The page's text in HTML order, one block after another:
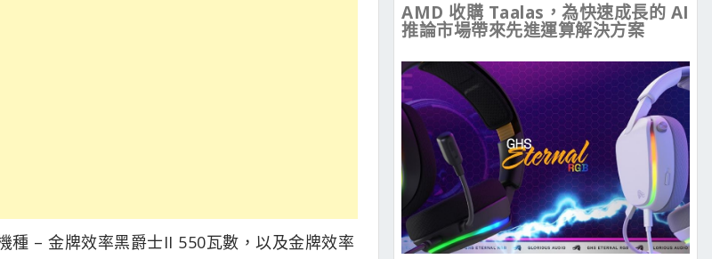
種 – 金牌效率黑爵士II 550瓦數，以及金牌效率
AMD 收購 Taalas，為快速成長的 AI
推論市場帶來先進運算解決方案